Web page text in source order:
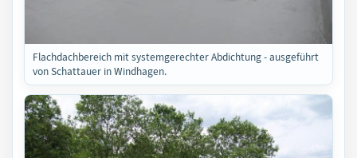
Flachdachbereich mit systemgerechter Abdichtung - ausgeführt
von Schattauer in Windhagen.